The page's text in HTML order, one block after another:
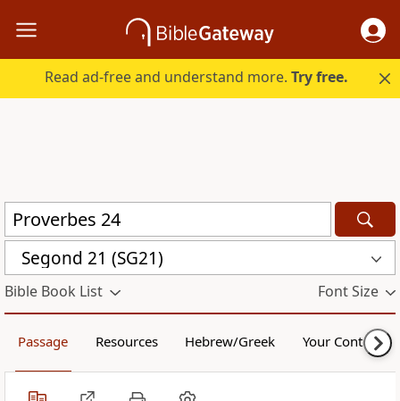
Read ad-free and understand more.Try free.
Segond 21 (SG21)
Bible Book List Font Size
Passage Resources Hebrew/Greek Your Content